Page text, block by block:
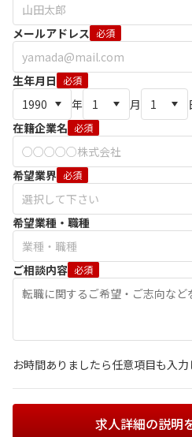
メールアドレス 必須
生年月日 必須
年 月
在籍企業名 必須
希望業界 必須
希望業種・職種
ご相談内容 必須
お時間ありましたら任意項目も入力
求人詳細の説明